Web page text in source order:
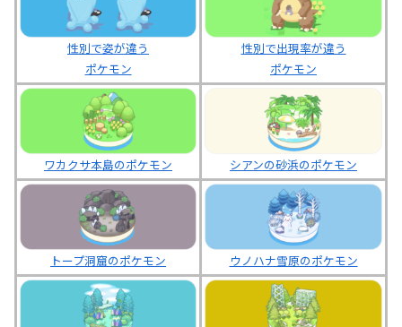
性別で姿が違う
ポケモン
性別で出現率が違う
ポケモン
ワカクサ本島のポケモン シアンの砂浜のポケモン
トープ洞窟のポケモン ウノハナ雪原のポケモン